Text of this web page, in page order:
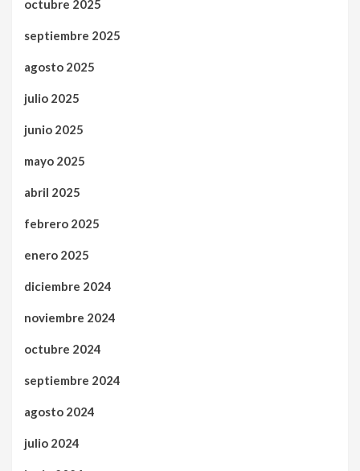
octubre 2025
septiembre 2025
agosto 2025
julio 2025
junio 2025
mayo 2025
abril 2025
febrero 2025
enero 2025
diciembre 2024
noviembre 2024
octubre 2024
septiembre 2024
agosto 2024
julio 2024